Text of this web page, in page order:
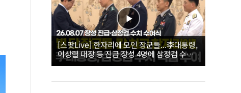
[스팟Live] 한자리에 모인 장군들...李대통령,
이상렬 대장 등 진급 장성 4명에 삼정검 수치
직접 수여｜26.08.07 장성 진급·삼정검 수치